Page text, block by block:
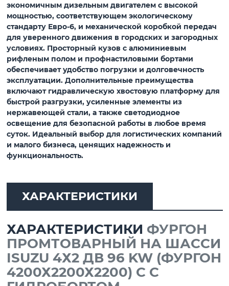
экономичным дизельным двигателем с высокой
мощностью, соответствующем экологическому
стандарту Евро-6, и механической коробкой передач
для уверенного движения в городских и загородных
условиях. Просторный кузов с алюминиевым
рифленым полом и профнастиловыми бортами
обеспечивает удобство погрузки и долговечность
эксплуатации. Дополнительные преимущества
включают гидравлическую хвостовую платформу для
быстрой разгрузки, усиленные элементы из
нержавеющей стали, а также светодиодное
освещение для безопасной работы в любое время
суток. Идеальный выбор для логистических компаний
и малого бизнеса, ценящих надежность и
функциональность.
ХАРАКТЕРИСТИКИ
ХАРАКТЕРИСТИКИ ФУРГОН
ПРОМТОВАРНЫЙ НА ШАССИ
ISUZU 4Х2 ДВ 96 KW (ФУРГОН
4200Х2200Х2200) С С